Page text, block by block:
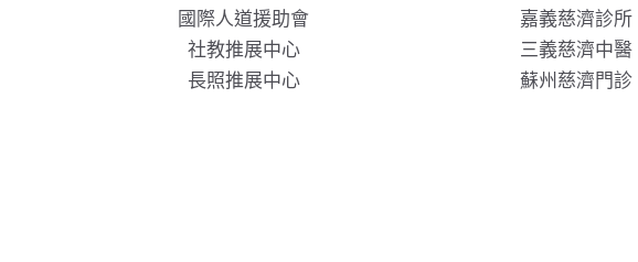
國際人道援助會
社教推展中心
長照推展中心
嘉義慈濟診所
三義慈濟中醫
蘇州慈濟門診